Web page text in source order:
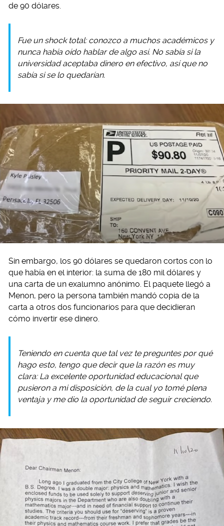
de 90 dólares.
Fue un shock total: conozco a muchos académicos y
nunca había oído hablar de algo así. No sabía si la
universidad aceptaba dinero en efectivo, así que no
sabía si se lo quedarían.
Sin embargo, los 90 dólares se quedaron cortos con lo
que había en el interior: la suma de 180 mil dólares y
una carta de un exalumno anónimo. El paquete llegó a
Menon, pero la persona también mandó copia de la
carta a otros dos funcionarios para que decidieran
cómo invertir ese dinero.
Teniendo en cuenta que tal vez te preguntes por qué
hago esto, tengo que decir que la razón es muy
clara: La excelente oportunidad educacional que
pusieron a mi disposición, de la cual yo tomé plena
ventaja y me dio la oportunidad de seguir creciendo.